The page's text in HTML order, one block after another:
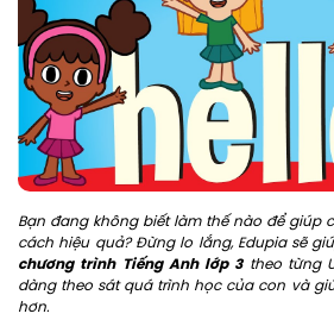
Bạn đang không biết làm thế nào để giúp
cách hiệu quả? Đừng lo lắng, Edupia sẽ
chương trình Tiếng Anh lớp 3theo từng
dàng theo sát quá trình học của con và
hơn.